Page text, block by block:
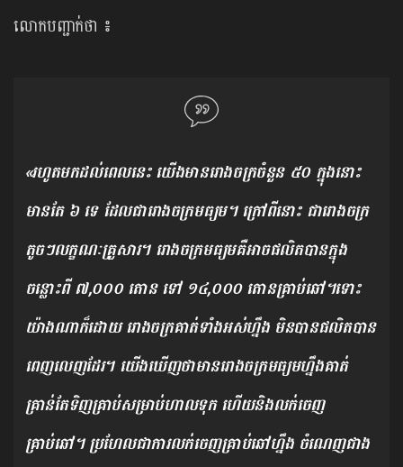
លោកបញ្ជាក់ថា ៖
«រហូតមកដល់ពេលនេះ យើងមានរោងចក្រចំនួន ៥០ ក្នុងនោះ
មានតែ ៦ ទេ ដែលជារោងចក្រមធ្យម។ ក្រៅពីនោះ ជារោងចក្រ
តូចៗលក្ខណៈគ្រួសារ។ រោងចក្រមធ្យមគឺអាចផលិតបានក្នុង
ចន្លោះពី ៧,០០០ តោន ទៅ ១៤,០០០ តោនគ្រាប់ឆៅ។ទោះ
យ៉ាងណាក៏ដោយ រោងចក្រគាត់ទាំងអស់ហ្នឹង មិនបានផលិតបាន
ពេញលេញដែរ។ យើងឃើញថាមានរោងចក្រមធ្យមហ្នឹងគាត់
គ្រាន់តែទិញគ្រាប់សម្រាប់ហាលទុក ហើយនិងលក់ចេញ
គ្រាប់ឆៅ។ ប្រហែលជាការលក់ចេញគ្រាប់ឆៅហ្នឹង ចំណេញជាង